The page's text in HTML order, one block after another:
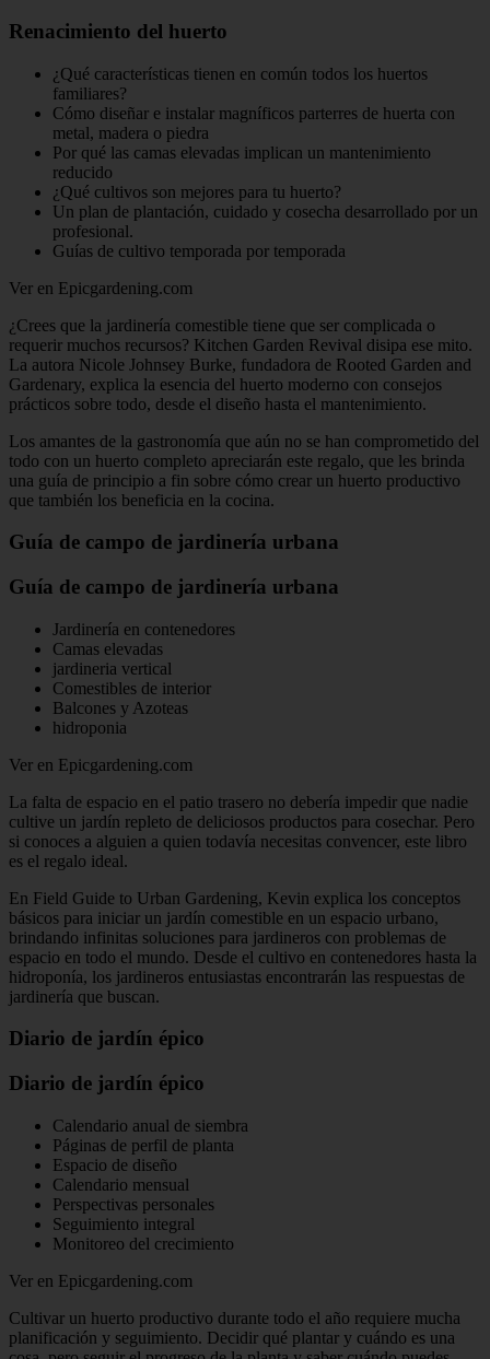
Renacimiento del huerto
¿Qué características tienen en común todos los huertos
familiares?
Cómo diseñar e instalar magníficos parterres de huerta con
metal, madera o piedra
Por qué las camas elevadas implican un mantenimiento
reducido
¿Qué cultivos son mejores para tu huerto?
Un plan de plantación, cuidado y cosecha desarrollado por un
profesional.
Guías de cultivo temporada por temporada
Ver en Epicgardening.com
¿Crees que la jardinería comestible tiene que ser complicada o
requerir muchos recursos? Kitchen Garden Revival disipa ese mito.
La autora Nicole Johnsey Burke, fundadora de Rooted Garden and
Gardenary, explica la esencia del huerto moderno con consejos
prácticos sobre todo, desde el diseño hasta el mantenimiento.
Los amantes de la gastronomía que aún no se han comprometido del
todo con un huerto completo apreciarán este regalo, que les brinda
una guía de principio a fin sobre cómo crear un huerto productivo
que también los beneficia en la cocina.
Guía de campo de jardinería urbana
Guía de campo de jardinería urbana
Jardinería en contenedores
Camas elevadas
jardineria vertical
Comestibles de interior
Balcones y Azoteas
hidroponia
Ver en Epicgardening.com
La falta de espacio en el patio trasero no debería impedir que nadie
cultive un jardín repleto de deliciosos productos para cosechar. Pero
si conoces a alguien a quien todavía necesitas convencer, este libro
es el regalo ideal.
En Field Guide to Urban Gardening, Kevin explica los conceptos
básicos para iniciar un jardín comestible en un espacio urbano,
brindando infinitas soluciones para jardineros con problemas de
espacio en todo el mundo. Desde el cultivo en contenedores hasta la
hidroponía, los jardineros entusiastas encontrarán las respuestas de
jardinería que buscan.
Diario de jardín épico
Diario de jardín épico
Calendario anual de siembra
Páginas de perfil de planta
Espacio de diseño
Calendario mensual
Perspectivas personales
Seguimiento integral
Monitoreo del crecimiento
Ver en Epicgardening.com
Cultivar un huerto productivo durante todo el año requiere mucha
planificación y seguimiento. Decidir qué plantar y cuándo es una